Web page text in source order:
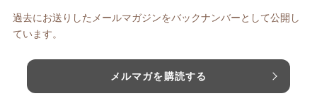
過去にお送りしたメールマガジンをバックナンバーとして公開し
ています。
メルマガを購読する